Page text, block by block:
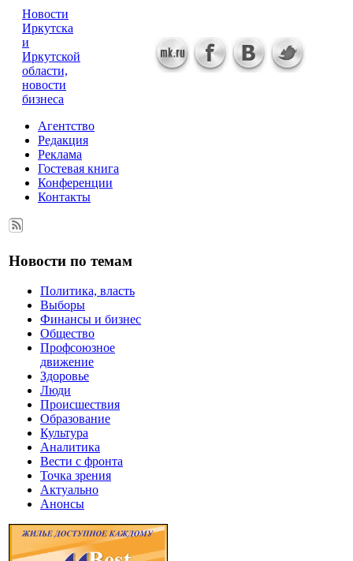
Новости
Иркутска
и
Иркутской
области,
новости
бизнеса
Агентство
Редакция
Реклама
Гостевая книга
Конференции
Контакты
Новости по темам
Политика, власть
Выборы
Финансы и бизнес
Общество
Профсоюзное
движение
Здоровье
Люди
Происшествия
Образование
Культура
Аналитика
Вести с фронта
Точка зрения
Актуально
Анонсы